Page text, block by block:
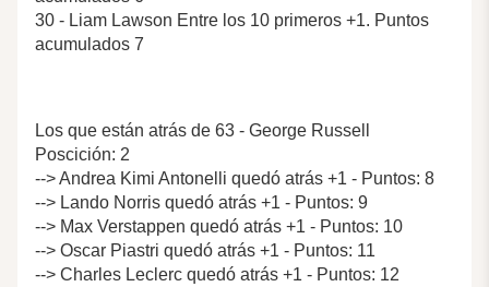
30 - Liam Lawson Entre los 10 primeros +1. Puntos
acumulados 7
Los que están atrás de 63 - George Russell
Poscición: 2
--> Andrea Kimi Antonelli quedó atrás +1 - Puntos: 8
--> Lando Norris quedó atrás +1 - Puntos: 9
--> Max Verstappen quedó atrás +1 - Puntos: 10
--> Oscar Piastri quedó atrás +1 - Puntos: 11
--> Charles Leclerc quedó atrás +1 - Puntos: 12